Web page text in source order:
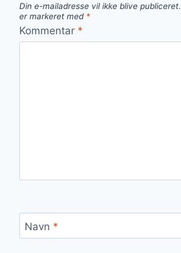
Din e-mailadresse vil ikke blive publiceret.
er markeret med *
Kommentar *
Navn *